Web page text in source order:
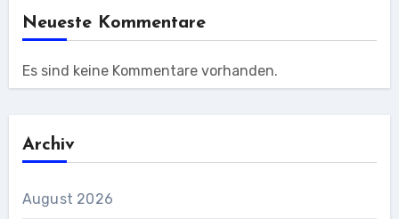
Neueste Kommentare
Es sind keine Kommentare vorhanden.
Archiv
August 2026